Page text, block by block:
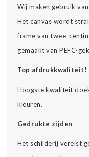
Wij maken gebruik
Het canvas wordt
frame van twee
gemaakt van PEFC-
Top afdrukkwaliteit!
Hoogste kwaliteit
kleuren.
Gedrukte zijden
Het schilderij vereist